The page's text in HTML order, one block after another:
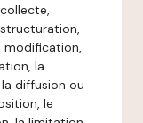
modification,
la
diffusion ou
le